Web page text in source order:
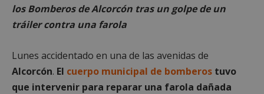
los Bomberos de Alcorcón tras un golpe de un
tráiler contra una farola
Lunes accidentado en una de las avenidas de
Alcorcón. El cuerpo municipal de bomberos tuvo
que intervenir para reparar una farola dañada